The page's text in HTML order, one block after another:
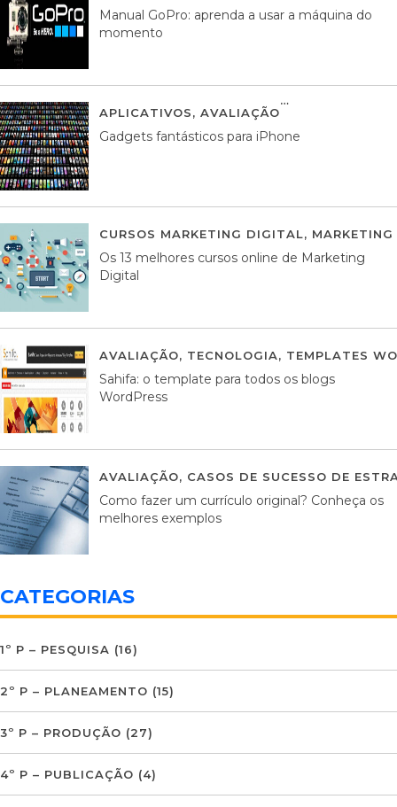
Manual GoPro: aprenda a usar a máquina do
momento
APLICATIVOS, AVALIAÇÃO
Gadgets fantásticos para iPhone
CURSOS MARKETING DIGITAL,
Os 13 melhores cursos online de Marketing
Digital
AVALIAÇÃO, TECNOLOGIA, TEMPLATES
Sahifa: o template para todos os blogs
WordPress
AVALIAÇÃO, CASOS DE SUCESSO DE
Como fazer um currículo original? Conheça os
melhores exemplos
CATEGORIAS
1º P – PESQUISA (16)
2º P – PLANEAMENTO (15)
3º P – PRODUÇÃO (27)
4º P – PUBLICAÇÃO (4)